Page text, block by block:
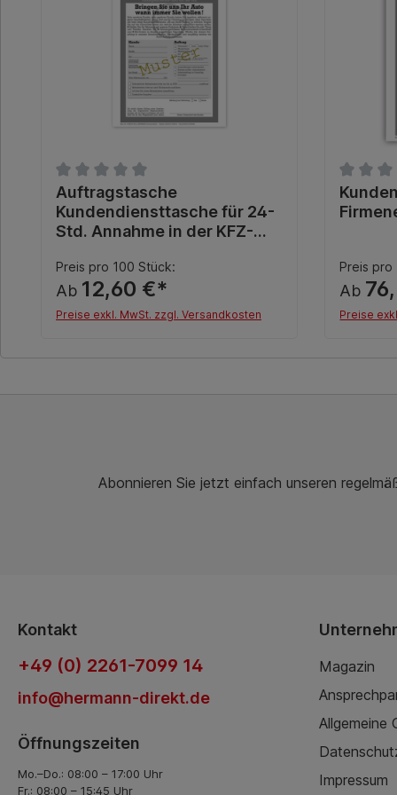
Durchschnittliche Bewertung von 0 von 5 Sternen
Auftragstasche
Kundendiensttasche für 24-
Std. Annahme in der KFZ-
Preis pro 100 Stück:
Ab 12,60 €*
Preise exkl. MwSt. zzgl. Versandkosten
Details
Preis pro
Ab
Preise
Abonnieren Sie jetzt einfach unseren
Kontakt
+49 (0) 2261-7099 14
info@hermann-direkt.de
Öffnungszeiten
Mo.–Do.: 08:00 – 17:00 Uhr
Fr.: 08:00 – 15:45 Uhr
Magazin
Allgemeine
Impressum